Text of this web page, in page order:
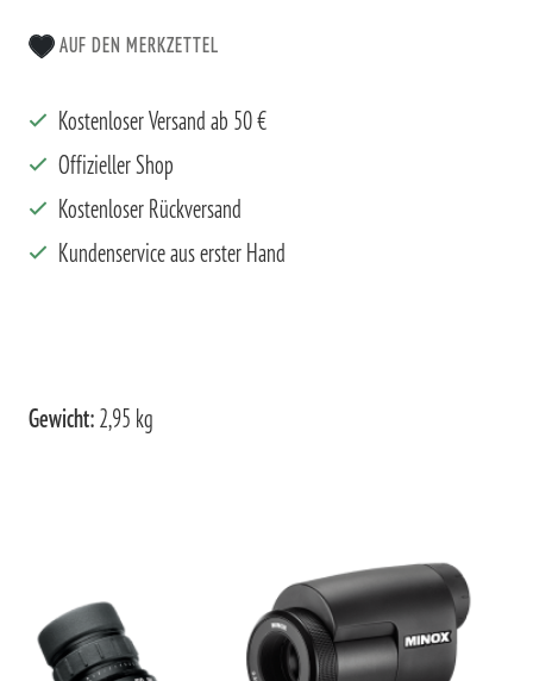
AUF DEN MERKZETTEL
Kostenloser Versand ab 50 €
Offizieller Shop
Kostenloser Rückversand
Kundenservice aus erster Hand
Gewicht:2,95 kg